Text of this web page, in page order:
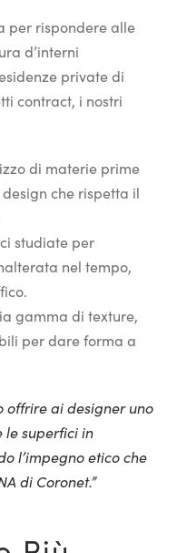
per rispondere alle
d’interni
private di
contract, i nostri
di materie prime
che rispetta il
studiate per
nel tempo,
gamma di texture,
per dare forma a
offrire ai designer uno
le superfici in
l’impegno etico che
di Coronet.”